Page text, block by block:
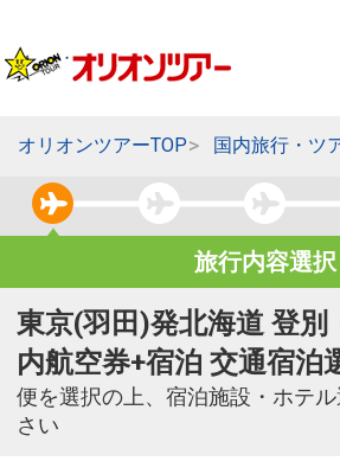
オリオンツアーTOP 国内旅行・ツ
旅行内容選択
東京(羽田)発北海道 登別
内航空券+宿泊 交通宿泊
便を選択の上、宿泊施設・ホテ
さい